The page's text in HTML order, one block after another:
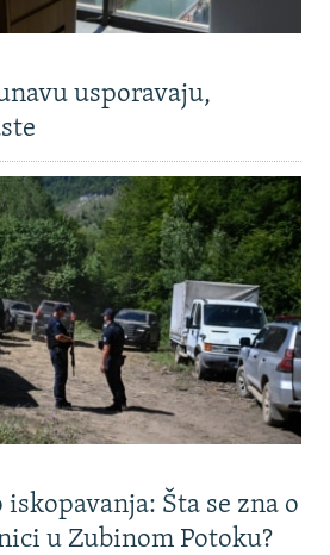
usporavaju,
iskopavanja: Šta se zna o
u Zubinom Potoku?